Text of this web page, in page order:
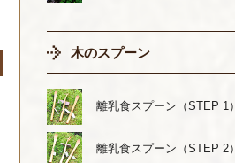
木のスプーン
離乳食スプーン（STEP 1）
離乳食スプーン（STEP 2）